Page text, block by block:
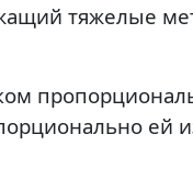
тяжелые
ей